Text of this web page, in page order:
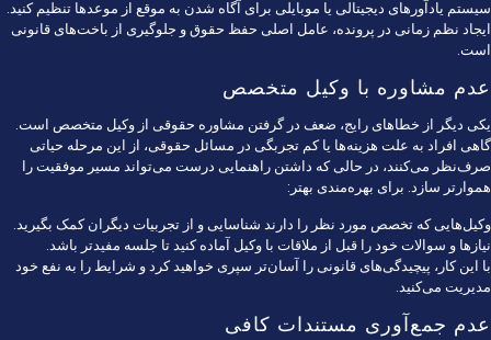
سیستم یادآورهای دیجیتالی یا موبایلی برای آگاه شدن به موقع از موعدها تنظیم کنید.
ایجاد نظم زمانی در پرونده، عامل اصلی حفظ حقوق و جلوگیری از باخت‌های قانونی
است.
عدم مشاوره با وکیل متخصص
یکی دیگر از خطاهای رایج، ضعف در گرفتن مشاوره حقوقی از وکیل متخصص است.
گاهی افراد به علت هزینه‌ها یا کم تجربگی در مسائل حقوقی، از این مرحله حیاتی
صرف‌نظر می‌کنند، در حالی که داشتن راهنمایی درست می‌تواند مسیر موفقیت را
هموارتر سازد. برای بهره‌مندی بهتر:
وکیل‌هایی که تخصص مورد نظر را دارند شناسایی و از تجربیات دیگران کمک بگیرید.
نیازها و سوالات خود را قبل از ملاقات با وکیل آماده کنید تا جلسه مفیدتر باشد.
با این کار، پیچیدگی‌های قانونی را آسان‌تر سپری خواهید کرد و شرایط را به نفع خود
مدیریت می‌کنید.
عدم جمع‌آوری مستندات کافی